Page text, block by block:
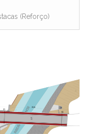
(Reforço)